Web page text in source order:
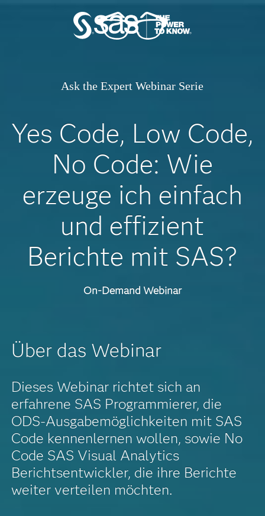
Ask the Expert Webinar Serie
Yes Code, Low Code,
No Code: Wie
erzeuge ich einfach
und effizient
Berichte mit SAS?
On-Demand Webinar
Über das Webinar
Dieses Webinar richtet sich an
erfahrene SAS Programmierer, die
ODS-Ausgabemöglichkeiten mit SAS
Code kennenlernen wollen, sowie No
Code SAS Visual Analytics
Berichtsentwickler, die ihre Berichte
weiter verteilen möchten.